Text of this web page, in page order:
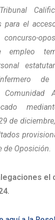
para el
empleo
de
de
de Oposición.
el